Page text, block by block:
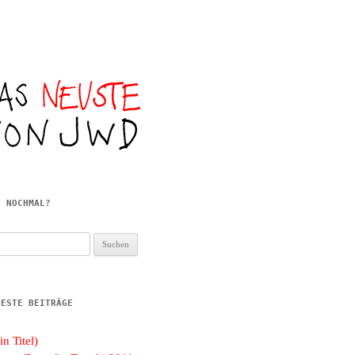
NOCHMAL?
BEITRÄGE
Titel)